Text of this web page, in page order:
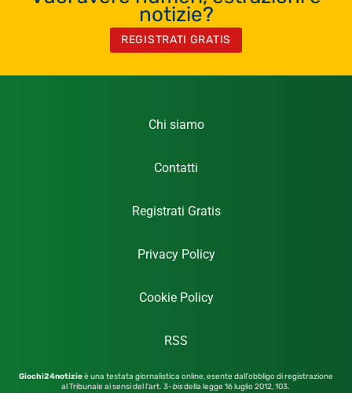
notizie?
REGISTRATI GRATIS
Chi siamo
Contatti
Registrati Gratis
Privacy Policy
Cookie Policy
RSS
Giochi24notizieè una testata giornalistica online, esente dall’obbligo di registrazione
al Tribunale ai sensi del l’art. 3-bisdella legge 16 luglio 2012,103.